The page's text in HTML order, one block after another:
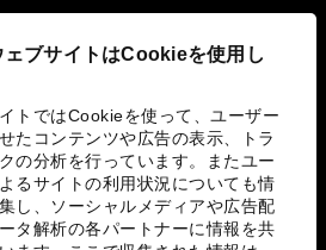
ェブサイトはCookieを使用し
トではCookieを使って、ユーザー
たコンテンツや広告の表示、トラ
の分析を行っています。またユー
るサイトの利用状況についても情
し、ソーシャルメディアや広告配
タ解析の各パートナーに情報を共
り組み